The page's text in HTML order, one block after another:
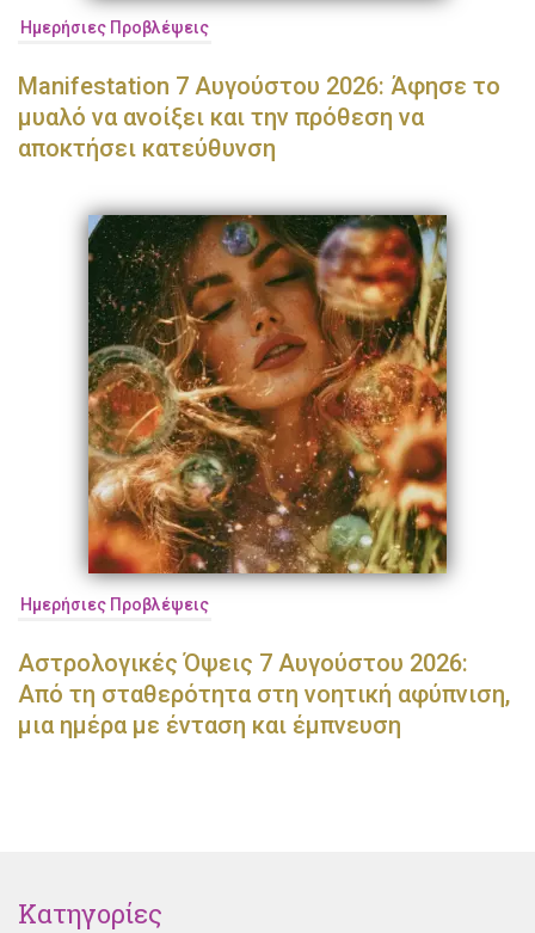
Ημερήσιες Προβλέψεις
Manifestation 7 Αυγούστου 2026: Άφησε το
μυαλό να ανοίξει και την πρόθεση να
αποκτήσει κατεύθυνση
Ημερήσιες Προβλέψεις
Αστρολογικές Όψεις 7 Αυγούστου 2026:
Από τη σταθερότητα στη νοητική αφύπνιση,
μια ημέρα με ένταση και έμπνευση
Κατηγορίες